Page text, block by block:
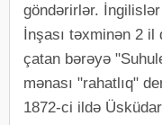
göndərirlər.
İnşası təxminən 2
çatan bərəyə
mənası "rahatlıq"
1872-ci ildə